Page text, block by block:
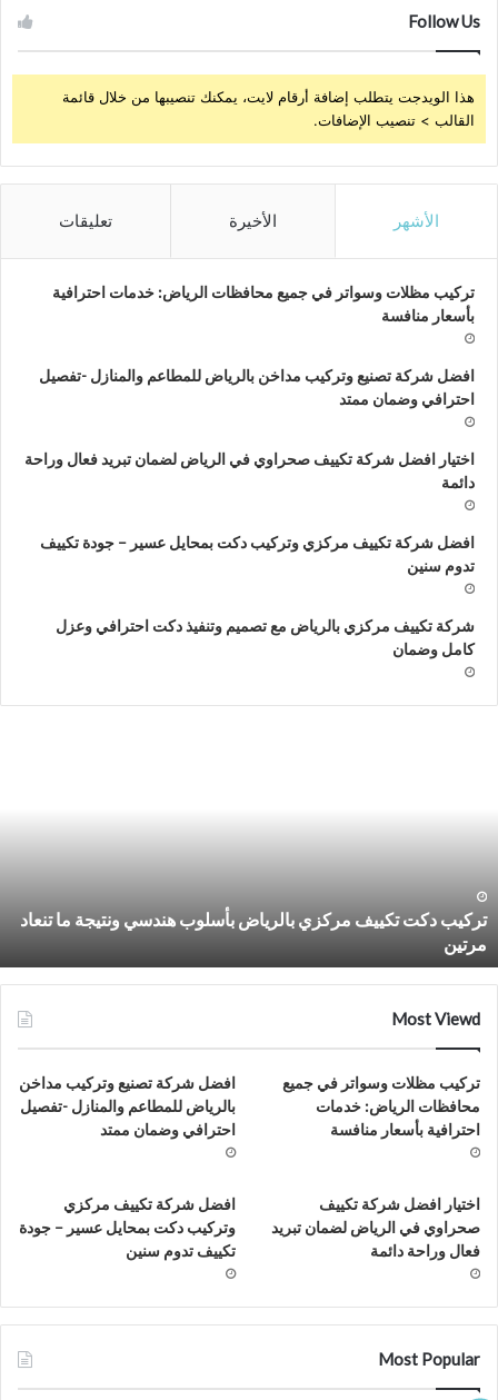
Follow Us
هذا الويدجت يتطلب إضافة أرقام لايت، يمكنك تنصيبها من خلال قائمة
القالب > تنصيب الإضافات.
الأشهر الأخيرة تعليقات
تركيب مظلات وسواتر في جميع محافظات الرياض: خدمات احترافية
بأسعار منافسة
افضل شركة تصنيع وتركيب مداخن بالرياض للمطاعم والمنازل -تفصيل
احترافي وضمان ممتد
اختيار افضل شركة تكييف صحراوي في الرياض لضمان تبريد فعال وراحة
دائمة
افضل شركة تكييف مركزي وتركيب دكت بمحايل عسير – جودة تكييف
تدوم سنين
شركة تكييف مركزي بالرياض مع تصميم وتنفيذ دكت احترافي وعزل
كامل وضمان
ونتيجة
ما
تنعاد
مرتين
تركيب دكت تكييف مركزي بالرياض بأسلوب هندسي ونتيجة ما تنعاد
مرتين
Most Viewd
تركيب مظلات وسواتر في جميع
محافظات الرياض: خدمات
احترافية بأسعار منافسة
افضل شركة تصنيع وتركيب مداخن
بالرياض للمطاعم والمنازل -تفصيل
احترافي وضمان ممتد
اختيار افضل شركة تكييف
صحراوي في الرياض لضمان تبريد
فعال وراحة دائمة
افضل شركة تكييف مركزي
وتركيب دكت بمحايل عسير – جودة
تكييف تدوم سنين
Most Popular